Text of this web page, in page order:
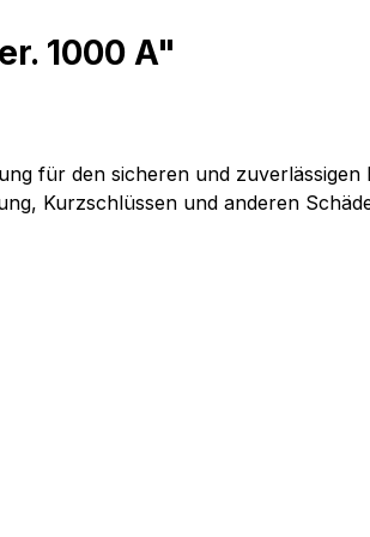
1000 A"
für den sicheren und
Kurzschlüssen und anderen